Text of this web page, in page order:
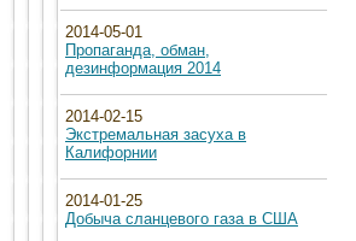
2014-05-01
Пропаганда, обман,
дезинформация 2014
2014-02-15
Экстремальная засуха в
Калифорнии
2014-01-25
Добыча сланцевого газа в США